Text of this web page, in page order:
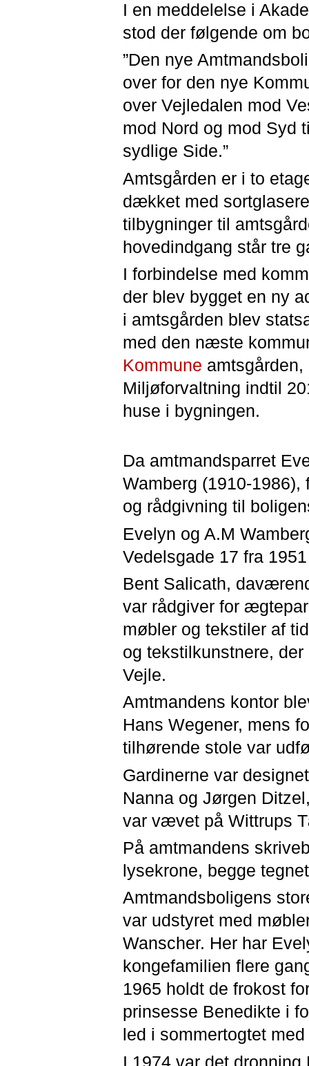
I en meddelelse i
stod der følgende om
”Den nye
over for den nye
over Vejledalen mod
mod Nord og mod Syd
sydlige Side.”
Amtsgården er i to
dækket med
tilbygninger til
hovedindgang står tre
I forbindelse med
der blev bygget en ny
i amtsgården blev
med den næste
Kommune
Miljøforvaltning indtil
huse i bygningen.
Da amtmandsparret
Wamberg (1910-
og rådgivning til
Evelyn og A.M
Vedelsgade 17 fra
Bent Salicath,
var rådgiver for
møbler og tekstiler af
og tekstilkunstnere,
Vejle.
Amtmandens kontor
Hans Wegener, mens
tilhørende stole var
Gardinerne var
Nanna og Jørgen
var vævet på Wittrups
På amtmandens
lysekrone, begge
Amtmandsboligens
var udstyret med
Wanscher. Her har
kongefamilien flere
1965 holdt de frokost
prinsesse Benedikte i
led i sommertogtet
I 1974 var det